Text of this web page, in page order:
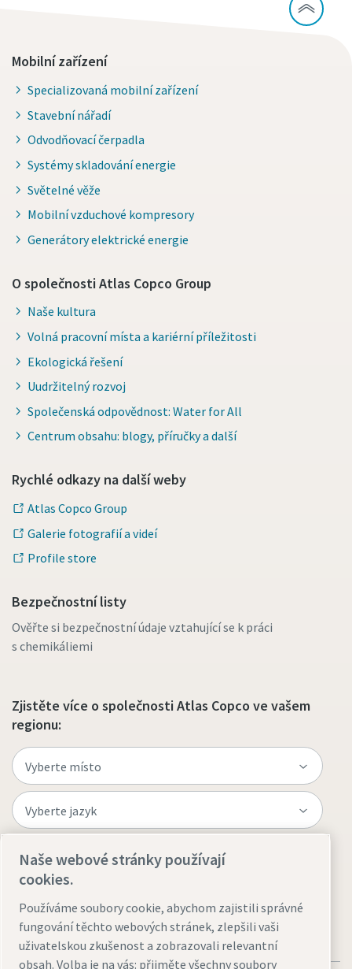
Mobilní zařízení
Specializovaná mobilní zařízení
Stavební nářadí
Odvodňovací čerpadla
Systémy skladování energie
Světelné věže
Mobilní vzduchové kompresory
Generátory elektrické energie
O společnosti Atlas Copco Group
Naše kultura
Volná pracovní místa a kariérní příležitosti
Ekologická řešení
Uudržitelný rozvoj
Společenská odpovědnost: Water for All
Centrum obsahu: blogy, příručky a další
Rychlé odkazy na další weby
Atlas Copco Group
Galerie fotografií a videí
Profile store
Bezpečnostní listy
Ověřte si bezpečnostní údaje vztahující se k práci
s chemikáliemi
Zjistěte více o společnosti Atlas Copco ve vašem
regionu:
Navštivte web
Naše webové stránky používají
cookies.
Používáme soubory cookie, abychom zajistili správné
fungování těchto webových stránek, zlepšili vaši
uživatelskou zkušenost a zobrazovali relevantní
obsah. Volba je na vás: přijměte všechny soubory